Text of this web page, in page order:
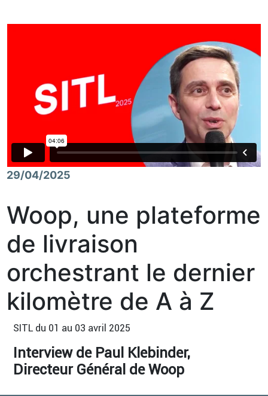
29/04/2025
Woop, une plateforme
de livraison
orchestrant le dernier
kilomètre de A à Z
SITL du 01 au 03 avril 2025
Interview de Paul Klebinder,
Directeur Général de Woop